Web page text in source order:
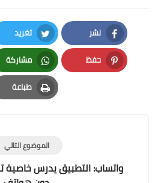
نشر
Facebook
تغريد
Twitter
حفظ
Pinterest
مشاركة
Whatsapp
طباعة
Print
الموضوع التالي
واتساب: التطبيق يدرس خاصية